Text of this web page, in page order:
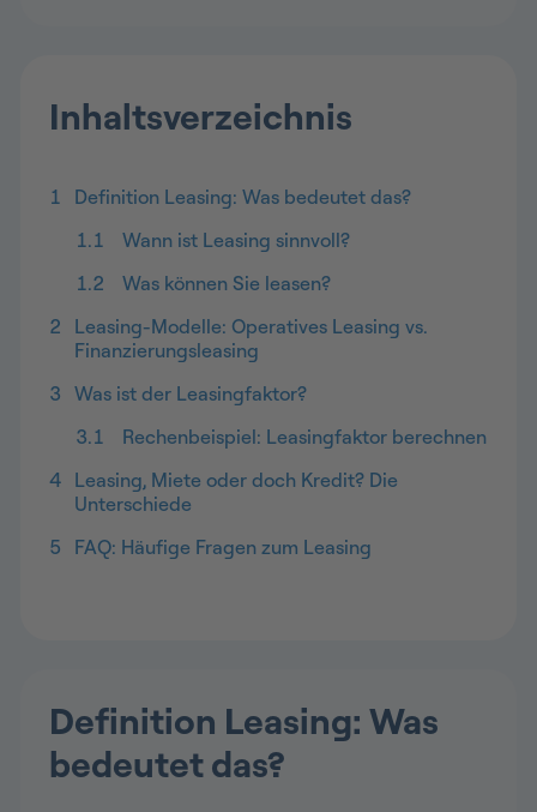
Inhaltsverzeichnis
1
Definition Leasing: Was bedeutet das?
1.1
Wann ist Leasing sinnvoll?
1.2
Was können Sie leasen?
2
Leasing-Modelle: Operatives Leasing vs.
Finanzierungsleasing
3 Was ist der Leasingfaktor?
3.1
Rechenbeispiel: Leasingfaktor berechnen
4 Leasing, Miete oder doch Kredit? Die
Unterschiede
5
FAQ: Häufige Fragen zum Leasing
Definition Leasing: Was
bedeutet das?